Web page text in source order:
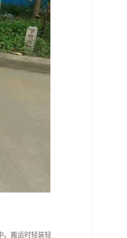
。搬运时轻装轻